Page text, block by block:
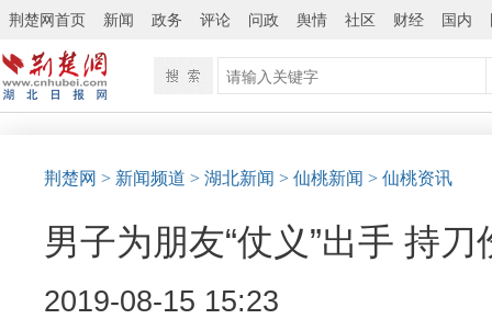
荆楚网首页 新闻 政务 评论 问政 舆情 社区 财经 国内
荆楚网 > 新闻频道 > 湖北新闻 > 仙桃新闻 > 仙桃资讯
男子为朋友“仗义”出手 持
2019-08-15 15:23